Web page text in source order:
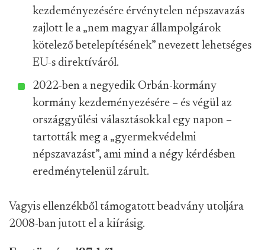
kezdeményezésére érvénytelen népszavazás
zajlott le a „nem magyar állampolgárok
kötelező betelepítésének” nevezett lehetséges
EU-s direktíváról.
2022-ben a negyedik Orbán-kormány
kormány kezdeményezésére – és végül az
országgyűlési választásokkal egy napon –
tartották meg a „gyermekvédelmi
népszavazást”, ami mind a négy kérdésben
eredménytelenül zárult.
Vagyis ellenzékből támogatott beadvány utoljára
2008-ban jutott el a kiírásig.